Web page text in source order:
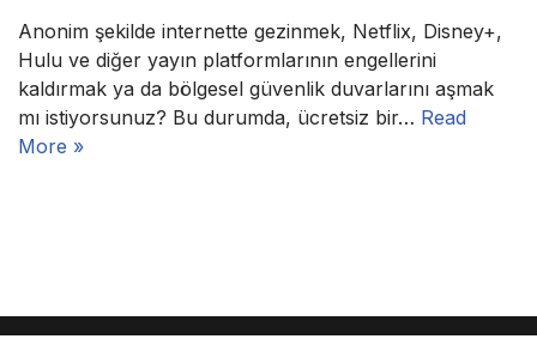
Anonim şekilde internette gezinmek, Netflix, Disney+,
Hulu ve diğer yayın platformlarının engellerini
kaldırmak ya da bölgesel güvenlik duvarlarını aşmak
mı istiyorsunuz? Bu durumda, ücretsiz bir… Read
More »